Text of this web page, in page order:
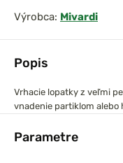
Popis
Vrhacie lopatky z veľmi
vnadenie partiklom
Parametre
Výrobca: Mivardi